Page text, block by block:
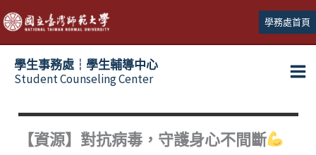
跳
至
主
學務處首頁
學生事務處┆學生輔導中心
Student Counseling Center
【資源】對抗病毒，守護身心不間斷